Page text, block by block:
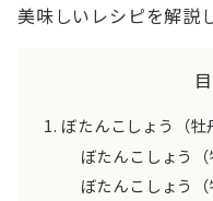
美味しいレシピを解説
ぼたんこしょう（牡
ぼたんこしょう
ぼたんこしょう